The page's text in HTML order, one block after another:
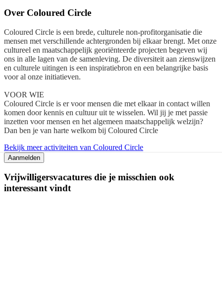
Over Coloured Circle
Coloured Circle is een brede, culturele non-profitorganisatie die
mensen met verschillende achtergronden bij elkaar brengt. Met onze
cultureel en maatschappelijk georiënteerde projecten begeven wij
ons in alle lagen van de samenleving. De diversiteit aan zienswijzen
en culturele uitingen is een inspiratiebron en een belangrijke basis
voor al onze initiatieven.
VOOR WIE
Coloured Circle is er voor mensen die met elkaar in contact willen
komen door kennis en cultuur uit te wisselen. Wil jij je met passie
inzetten voor mensen en het algemeen maatschappelijk welzijn?
Dan ben je van harte welkom bij Coloured Circle
Bekijk meer activiteiten van Coloured Circle
Aanmelden
Vrijwilligersvacatures die je misschien ook
interessant vindt